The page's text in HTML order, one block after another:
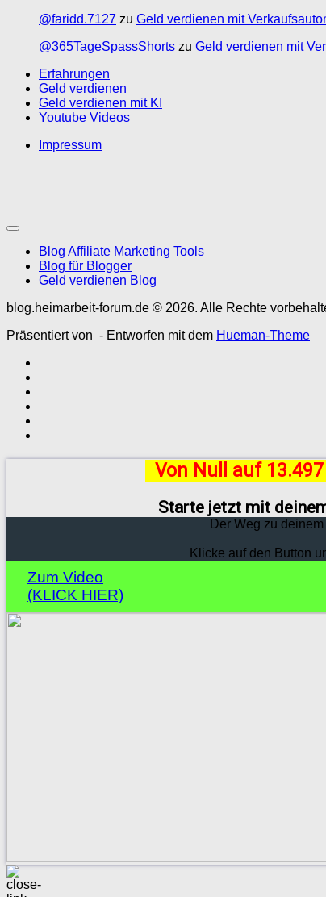
@faridd.7127 zu Geld verdienen mit
@365TageSpassShorts zu Geld verdienen mit
Erfahrungen
Geld verdienen
Geld verdienen mit KI
Youtube Videos
Impressum
Blog Affiliate Marketing Tools
Blog für Blogger
Geld verdienen Blog
blog.heimarbeit-forum.de © 2026. Alle Rechte
Präsentiert von - Entworfen mit dem Hueman-Theme
Von Null auf
Starte jetzt mit
Der Weg zu
Klicke auf den Button
Zum Video
(KLICK HIER)